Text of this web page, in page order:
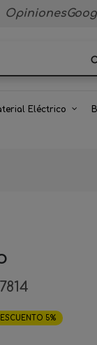
Eléctrico
5%